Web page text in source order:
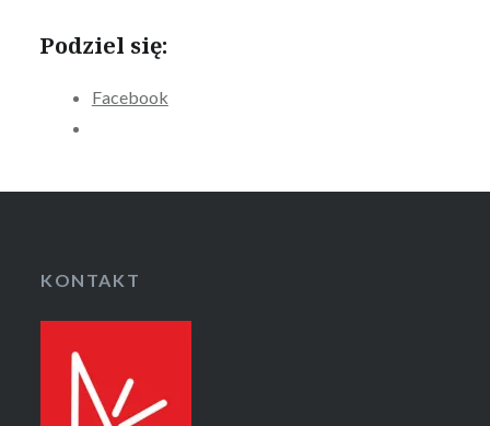
Podziel się:
Facebook
KONTAKT